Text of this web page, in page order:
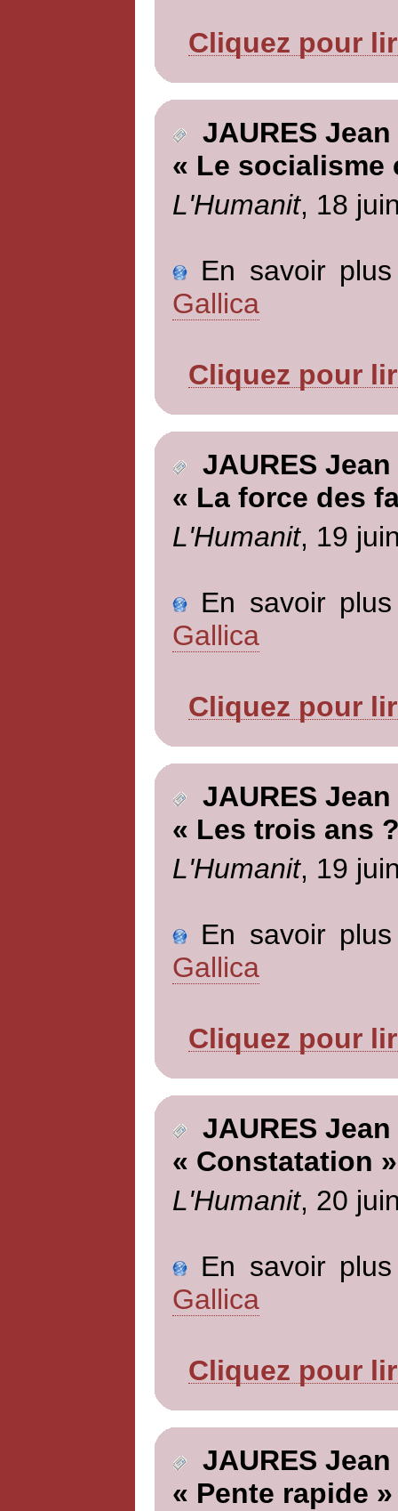
Cliquez pour
JAURES Jean
« Le socialisme
L'Humanit, 18
En savoir
Gallica
Cliquez pour
JAURES Jean
« La force des
L'Humanit, 19
En savoir
Gallica
Cliquez pour
JAURES Jean
« Les trois ans
L'Humanit, 19
En savoir
Gallica
Cliquez pour
JAURES Jean
« Constatation »
L'Humanit, 20
En savoir
Gallica
Cliquez pour
JAURES Jean
« Pente rapide »